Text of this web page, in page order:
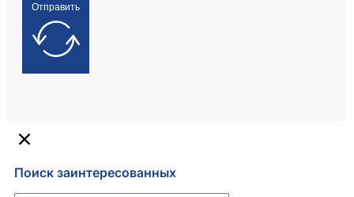
Отправить
Поиск заинтересованных